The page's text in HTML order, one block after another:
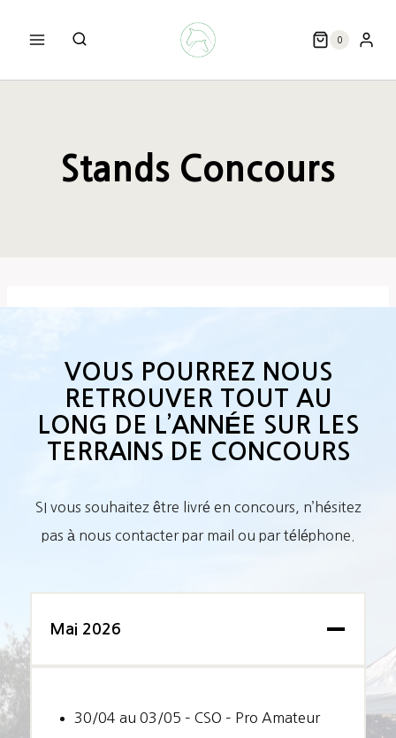
0
Stands Concours
VOUS POURREZ NOUS
RETROUVER TOUT AU
LONG DE L’ANNÉE SUR LES
TERRAINS DE CONCOURS
SI vous souhaitez être livré en concours, n’hésitez
pas à nous contacter par mail ou par téléphone.
Mai 2026
30/04 au 03/05 – CSO – Pro Amateur